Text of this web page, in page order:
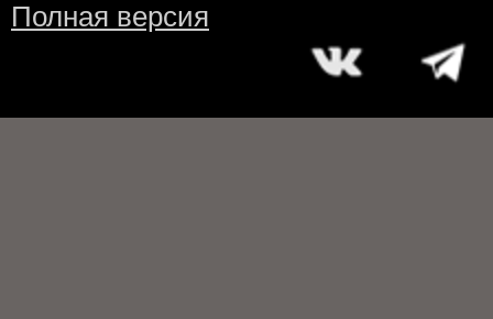
Полная версия